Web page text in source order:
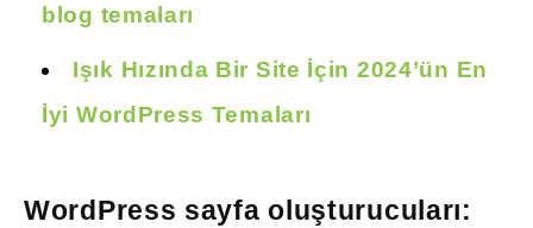
blog temaları
Işık Hızında Bir Site İçin 2024’ün En
İyi WordPress Temaları
WordPress sayfa oluşturucuları: